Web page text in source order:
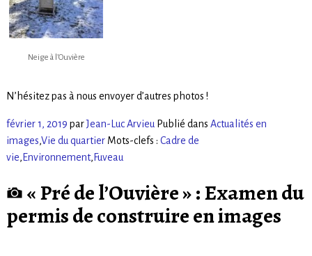
Neige à l’Ouvière
N’hésitez pas à nous envoyer d’autres photos !
février 1, 2019 parJean-Luc Arvieu Publié dans Actualités en
images,Vie du quartier Mots-clefs : Cadre de
vie, Environnement, Fuveau
« Pré de l’Ouvière » : Examen du
permis de construire en images